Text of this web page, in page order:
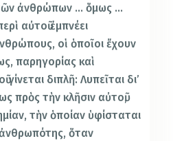
ἀνθρώπων … ὅμως …
αὐτοῦ ἐμπνέει
οἱ ὁποῖοι ἔχουν
παρηγορίας καὶ
διπλῆ: Λυπεῖται δι’
πρὸς τὴν κλῆσιν αὐτοῦ,
τὴν ὁποίαν ὑφίσταται
ὅταν